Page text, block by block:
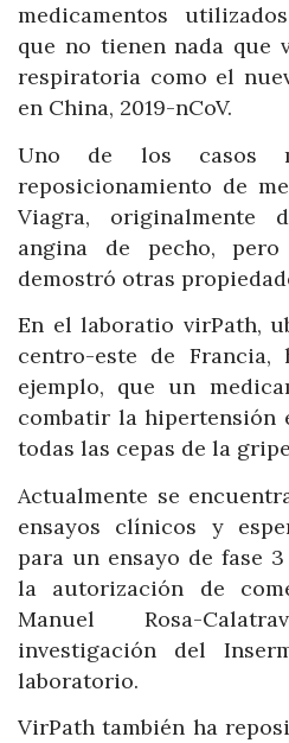
medicamentos
que no tienen nada que
respiratoria como el
en China, 2019-nCoV.
Uno de los casos
reposicionamiento de
Viagra, originalmente
angina de pecho,
demostró otras
En el laboratio virPath,
centro-este de Francia,
ejemplo, que un
combatir la hipertensión
todas las cepas de la
Actualmente se
ensayos clínicos y
para un ensayo de fase
la autorización de
Manuel Rosa-
investigación del
laboratorio.
VirPath también ha